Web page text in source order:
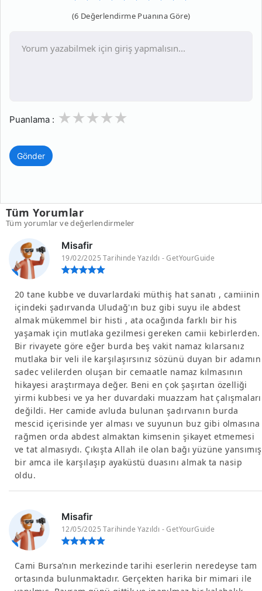
(6 Değerlendirme Puanına Göre)
Puanlama : 3
2
1
Gönder
Tüm Yorumlar
Tüm yorumlar ve değerlendirmeler
Misafir
19/02/2025 Tarihinde Yazıldı - GetYourGuide
20 tane kubbe ve duvarlardaki müthiş hat sanatı , camiinin
içindeki şadırvanda Uludağ'ın buz gibi suyu ile abdest
almak mükemmel bir histi , ata ocağında farklı bir his
yaşamak için mutlaka gezilmesi gereken camii kebirlerden.
Bir rivayete göre eğer burda beş vakit namaz kılarsanız
mutlaka bir veli ile karşılaşırsınız sözünü duyan bir adamın
sadec velilerden oluşan bir cemaatle namaz kılmasının
hikayesi araştırmaya değer. Beni en çok şaşırtan özelliği
yirmi kubbesi ve ya her duvardaki muazzam hat çalışmaları
değildi. Her camide avluda bulunan şadırvanın burda
mescid içerisinde yer alması ve suyunun buz gibi olmasına
rağmen orda abdest almaktan kimsenin şikayet etmemesi
ve tat almasıydı. Çıkışta Allah ile olan bağı yüzüne yansımış
bir amca ile karşılaşıp ayaküstü duasını almak ta nasip
oldu.
Misafir
12/05/2025 Tarihinde Yazıldı - GetYourGuide
Cami Bursa’nın merkezinde tarihi eserlerin neredeyse tam
ortasında bulunmaktadır. Gerçekten harika bir mimari ile